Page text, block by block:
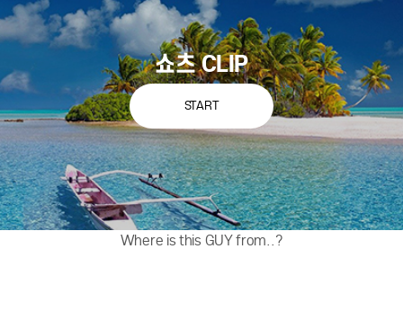
쇼츠 CLIP
START
Where is this GUY from..?